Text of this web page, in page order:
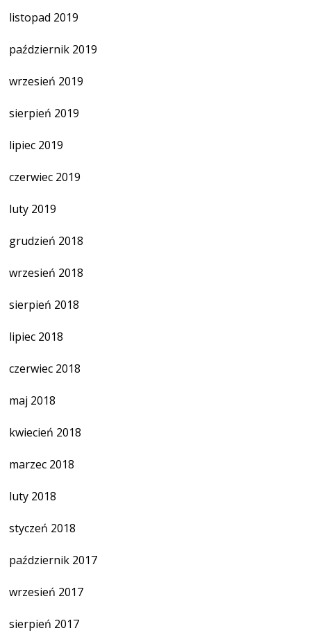
listopad 2019
październik 2019
wrzesień 2019
sierpień 2019
lipiec 2019
czerwiec 2019
luty 2019
grudzień 2018
wrzesień 2018
sierpień 2018
lipiec 2018
czerwiec 2018
maj 2018
kwiecień 2018
marzec 2018
luty 2018
styczeń 2018
październik 2017
wrzesień 2017
sierpień 2017